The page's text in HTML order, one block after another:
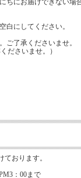
ちにお届けできない場
白にしてください。
ご了承くださいませ。
ださいませ。）
おります。
：00まで